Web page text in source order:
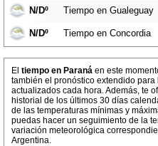
N/Dº Tiempo en Gualeguay
N/Dº Tiempo en Concordia
El tiempo en Paraná en este
también el pronóstico extendido para
actualizados cada hora. Además, te
historial de los últimos 30 días
de las temperaturas mínimas y
puedas hacer un seguimiento de la
variación meteorológica
Argentina.